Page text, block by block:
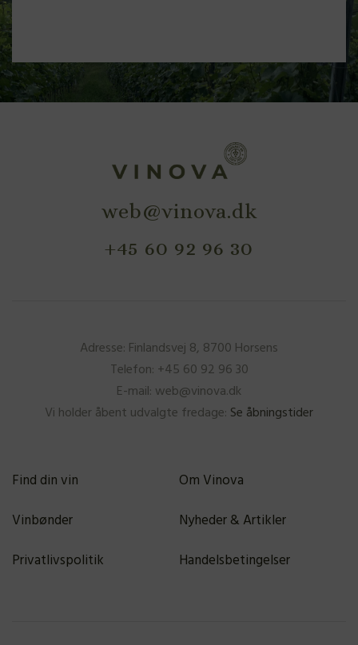
web@vinova.dk
+45 60 92 96 30
Adresse: Finlandsvej 8, 8700 Horsens
Telefon: +45 60 92 96 30
E-mail: web@vinova.dk
Vi holder åbent udvalgte fredage: Se åbningstider
Find din vin
Om Vinova
Vinbønder
Nyheder & Artikler
Privatlivspolitik
Handelsbetingelser